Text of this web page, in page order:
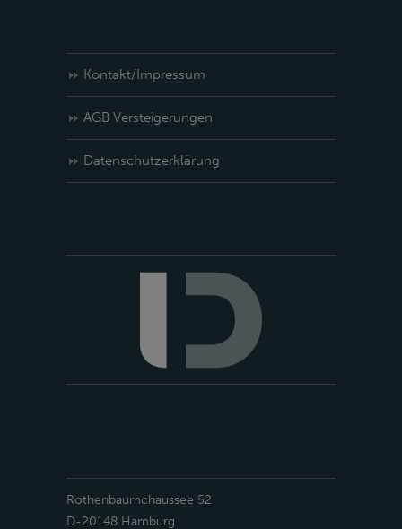
Kontakt/Impressum
AGB Versteigerungen
Datenschutzerklärung
Rothenbaumchaussee 52
D-20148 Hamburg